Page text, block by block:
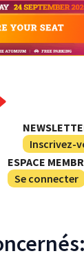
Inscrivez-
ESPACE
Se connecter